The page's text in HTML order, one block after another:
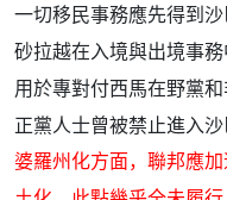
一切移民事務應先得到
砂拉越在入境與出境事
用於專對付西馬在野黨
正黨人士曾被禁止進入沙
婆羅州化方面，聯邦應